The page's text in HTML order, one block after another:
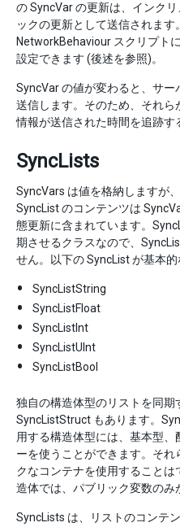
の SyncVar の更新は、インク
ックの更新として送信されま
NetworkBehaviour スクリプト
設定できます (後述を参照)。
SyncVar の値が変わると、サ
送信します。そのため、それ
情報が送信された時間を追跡す
SyncLists
SyncVars は値を格納しますが
SyncList のコンテンツは
態更新に含まれています。
期させるクラスなので、
せん。以下の SyncList が基本的
SyncListString
SyncListFloat
SyncListInt
SyncListUInt
SyncListBool
独自の構造体型のリストを同期
SyncListStruct もあります。
用する構造体型には、基本型
ーを使うことができます。そ
クなコンテナを使用すること
造体では、パブリック変数のみ
SyncLists は、リストのコンテ